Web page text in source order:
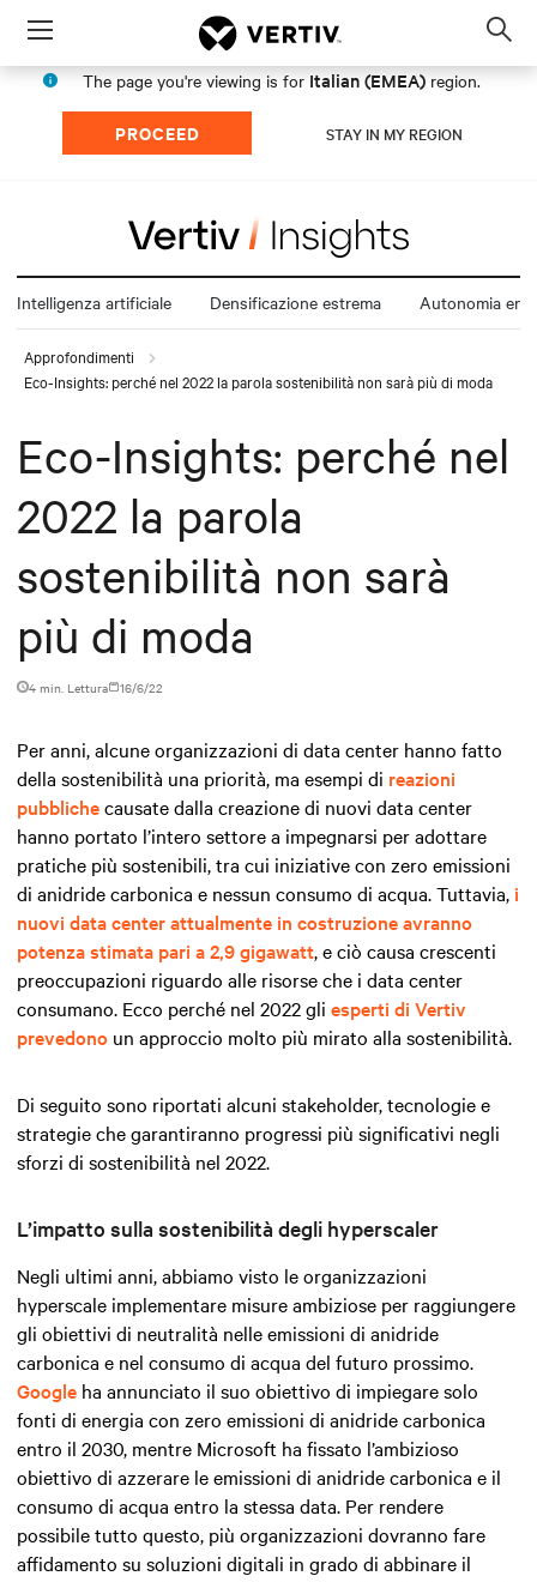
Menu
The page you're viewing is for Italian (EMEA) region.
PROCEED STAY IN MY REGION
Intelligenza artificiale Densificazione estrema Autonomia
Approfondimenti
Eco-Insights: perché nel 2022 la parola sostenibilità non sarà più di moda
Eco-Insights: perché nel
2022 la parola
sostenibilità non sarà
più di moda
4 min. Lettura 16/6/22
Per anni, alcune organizzazioni di data center hanno fatto
della sostenibilità una priorità, ma esempi di reazioni
pubblichecausate dalla creazione di nuovi data center
hanno portato l’intero settore a impegnarsi per adottare
pratiche più sostenibili, tra cui iniziative con zero emissioni
di anidride carbonica e nessun consumo di acqua. Tuttavia, i
nuovi data center attualmente in costruzione avranno
potenza stimata pari a 2,9 gigawatt, e ciò causa crescenti
preoccupazioni riguardo alle risorse che i data center
consumano. Ecco perché nel 2022 gli esperti di Vertiv
prevedono un approccio molto più mirato alla sostenibilità.
Di seguito sono riportati alcuni stakeholder, tecnologie e
strategie che garantiranno progressi più significativi negli
sforzi di sostenibilità nel 2022.
L’impatto sulla sostenibilità degli hyperscaler
Negli ultimi anni, abbiamo visto le organizzazioni
hyperscale implementare misure ambiziose per raggiungere
gli obiettivi di neutralità nelle emissioni di anidride
carbonica e nel consumo di acqua del futuro prossimo.
Google ha annunciato il suo obiettivo di impiegare solo
fonti di energia con zero emissioni di anidride carbonica
entro il 2030, mentre Microsoft ha fissato l’ambizioso
obiettivo di azzerare le emissioni di anidride carbonica e il
consumo di acqua entro la stessa data. Per rendere
possibile tutto questo, più organizzazioni dovranno fare
affidamento su soluzioni digitali in grado di abbinare il